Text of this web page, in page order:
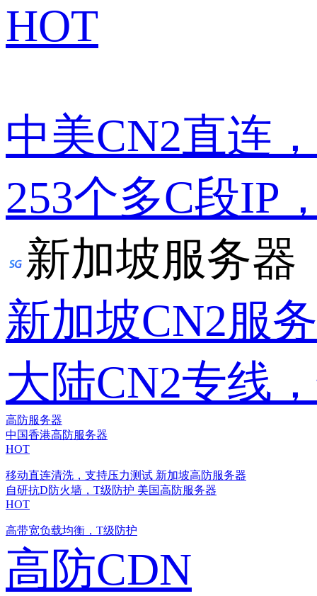
HOT
中美CN2直连
253个多C段IP
新加坡服务器
新加坡CN2服
大陆CN2专线
高防服务器
中国香港高防服务器
HOT
移动直连清洗，支持压力测试 新加坡高防服务器
自研抗D防火墙，T级防护 美国高防服务器
HOT
高带宽负载均衡，T级防护
高防CDN